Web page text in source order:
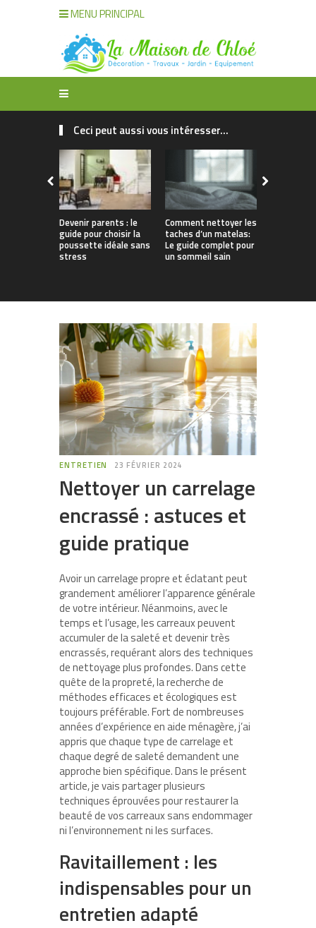
MENU PRINCIPAL
Ceci peut aussi vous intéresser...
Devenir parents : le
guide pour choisir la
poussette idéale sans
stress
Comment nettoyer les
taches d’un matelas:
Le guide complet pour
un sommeil sain
ENTRETIEN 23 FÉVRIER 2024
Nettoyer un carrelage
encrassé : astuces et
guide pratique
Avoir un carrelage propre et éclatant peut
grandement améliorer l’apparence générale
de votre intérieur. Néanmoins, avec le
temps et l’usage, les carreaux peuvent
accumuler de la saleté et devenir très
encrassés, requérant alors des techniques
de nettoyage plus profondes. Dans cette
quête de la propreté, la recherche de
méthodes efficaces et écologiques est
toujours préférable. Fort de nombreuses
années d’expérience en aide ménagère, j’ai
appris que chaque type de carrelage et
chaque degré de saleté demandent une
approche bien spécifique. Dans le présent
article, je vais partager plusieurs
techniques éprouvées pour restaurer la
beauté de vos carreaux sans endommager
ni l’environnement ni les surfaces.
Ravitaillement : les
indispensables pour un
entretien adapté